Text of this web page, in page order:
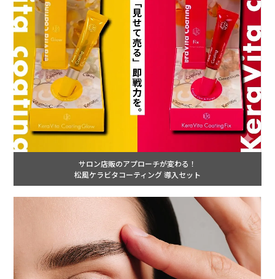
サロン店販のアプローチが変わる！
松風ケラビタコーティング 導入セット